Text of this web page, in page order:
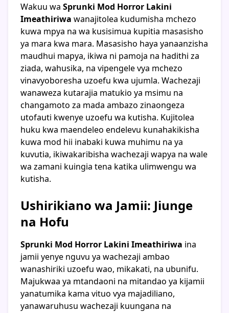
Wakuu wa Sprunki Mod Horror Lakini
Imeathiriwa wanajitolea kudumisha mchezo
kuwa mpya na wa kusisimua kupitia masasisho
ya mara kwa mara. Masasisho haya yanaanzisha
maudhui mapya, ikiwa ni pamoja na hadithi za
ziada, wahusika, na vipengele vya mchezo
vinavyoboresha uzoefu kwa ujumla. Wachezaji
wanaweza kutarajia matukio ya msimu na
changamoto za mada ambazo zinaongeza
utofauti kwenye uzoefu wa kutisha. Kujitolea
huku kwa maendeleo endelevu kunahakikisha
kuwa mod hii inabaki kuwa muhimu na ya
kuvutia, ikiwakaribisha wachezaji wapya na wale
wa zamani kuingia tena katika ulimwengu wa
kutisha.
Ushirikiano wa Jamii: Jiunge
na Hofu
Sprunki Mod Horror Lakini Imeathiriwa ina
jamii yenye nguvu ya wachezaji ambao
wanashiriki uzoefu wao, mikakati, na ubunifu.
Majukwaa ya mtandaoni na mitandao ya kijamii
yanatumika kama vituo vya majadiliano,
yanawaruhusu wachezaji kuungana na